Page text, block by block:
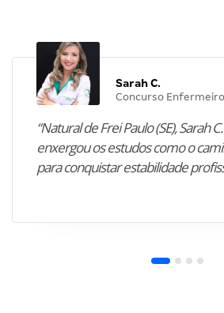
Sarah C.
Concurso Enfermeiro
“Natural de Frei Paulo (SE), Sarah
enxergou os estudos como o
para conquistar estabilidade